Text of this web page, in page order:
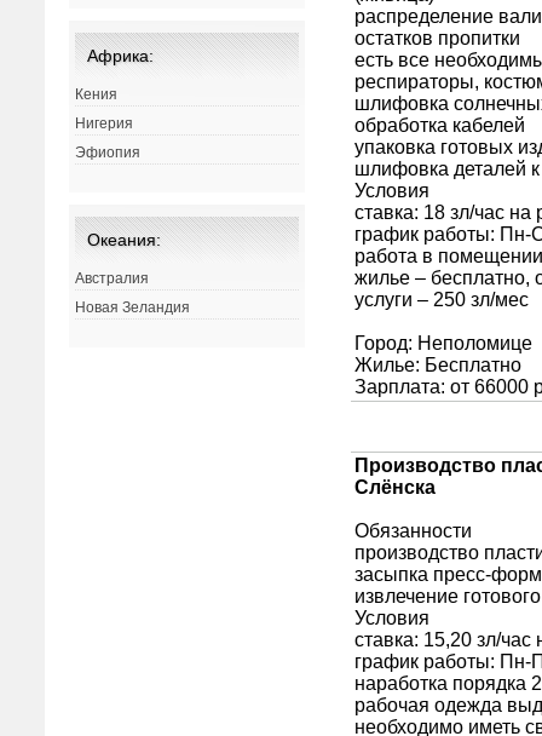
Африка:
Кения
Нигерия
Эфиопия
Океания:
Австралия
Новая Зеландия